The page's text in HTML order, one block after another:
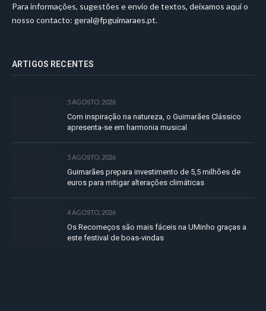
Para informações, sugestões e envio de textos, deixamos aqui o
nosso contacto: geral@fpguimaraes.pt.
ARTIGOS RECENTES
5 AGOSTO, 2026
Com inspiração na natureza, o Guimarães Clássico
apresenta-se em harmonia musical
5 AGOSTO, 2026
Guimarães prepara investimento de 5,5 milhões de
euros para mitigar alterações climáticas
4 AGOSTO, 2026
Os Recomeços são mais fáceis na UMinho graças a
este festival de boas-vindas